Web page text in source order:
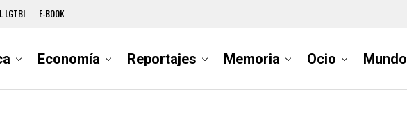
LGTBI E-BOOK
Economía Reportajes Memoria Ocio Mundo